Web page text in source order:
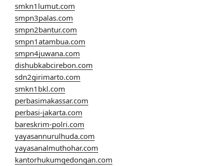
smkn1lumut.com
smpn3palas.com
smpn2bantur.com
smpn1atambua.com
smpn4juwana.com
dishubkabcirebon.com
sdn2girimarto.com
smkn1bkl.com
perbasimakassar.com
perbasi-jakarta.com
bareskrim-polri.com
yayasannurulhuda.com
yayasanalmuthohar.com
kantorhukumgedongan.com